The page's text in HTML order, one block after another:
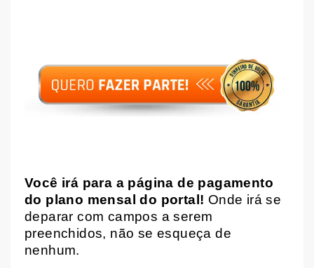
Você irá para a página de pagamento
do plano mensal do portal! Onde irá se
deparar com campos a serem
preenchidos, não se esqueça de
nenhum.